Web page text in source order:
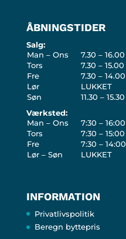
ÅBNINGSTIDER
Salg:
Man – Ons
7.30 – 16.00
Tors
7.30 – 15.00
Fre
7.30 – 14.00
Lør
LUKKET
Søn
11.30 – 15.30
Værksted:
Man – Ons
7:30 – 16:00
Tors
7:30 – 15:00
Fre
7:30 – 14:00
Lør – Søn
LUKKET
INFORMATION
Privatlivspolitik
Beregn byttepris